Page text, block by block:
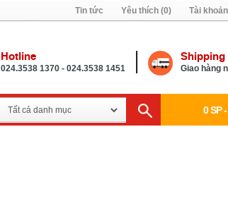
Tin tức Yêu thích (0) Tài khoản
Hotline
024.3538 1370 - 024.3538 1451
Shipping
Giao hàng
0 SP